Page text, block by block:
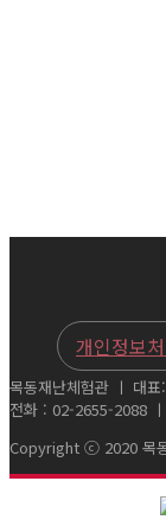
개인정보
목동재난체험관 ㅣ 대
전화 : 02-2655-2088
Copyright ⓒ 2020 목